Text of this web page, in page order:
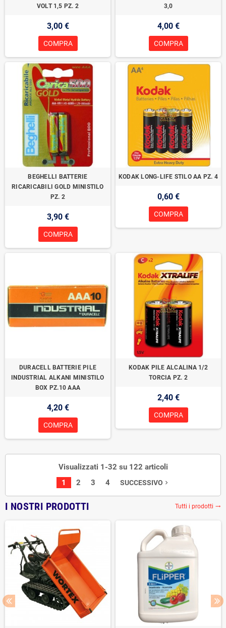
VOLT 1,5 PZ. 2
3,00 €
COMPRA
3,0
4,00 €
COMPRA
BEGHELLI BATTERIE
RICARICABILI GOLD MINISTILO
PZ. 2
3,90 €
COMPRA
KODAK LONG-LIFE STILO AA PZ. 4
0,60 €
COMPRA
DURACELL BATTERIE PILE
INDUSTRIAL ALKANI MINISTILO
BOX PZ.10 AAA
4,20 €
COMPRA
KODAK PILE ALCALINA 1/2
TORCIA PZ. 2
2,40 €
COMPRA
Visualizzati 1-32 su 122 articoli
1
2 3 4 SUCCESSIVO navigate_next
I NOSTRI PRODOTTI Tutti i prodotti trending_flat